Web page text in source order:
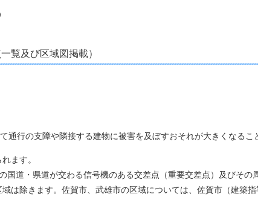
覧及び区域図掲載）
通行の支障や隣接する建物に被害を及ぼすおそれが大きくなるこ
ます。
道・県道が交わる信号機のある交差点（重要交差点）及びその
は除きます。佐賀市、武雄市の区域については、佐賀市（建築